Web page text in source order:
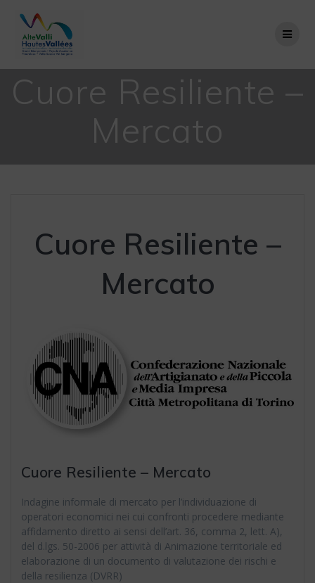
Cuore Resiliente –
Mercato
Cuore Resiliente –
Mercato
Cuore Resiliente – Mercato
Indagine informale di mercato per l’individuazione di
operatori economici nei cui confronti procedere mediante
affidamento diretto ai sensi dell’art. 36, comma 2, lett. A),
del d.lgs. 50-2006 per attività di Animazione territoriale ed
elaborazione di un documento di valutazione dei rischi e
della resilienza (DVRR)